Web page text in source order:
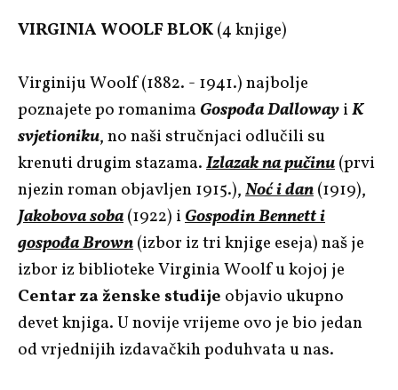
VIRGINIA WOOLF BLOK(4 knjige)
Virginiju Woolf (1882. - 1941.) najbolje
poznajete po romanima Gospođa DallowayiK
svjetioniku, no naši stručnjaci odlučili su
krenuti drugim stazama.Izlazak na pučinu(prvi
njezin roman objavljen 1915.),Noć i dan(1919),
Jakobova soba(1922) iGospodin Bennett i
gospođa Brown(izbor iz tri knjige eseja) naš je
izbor iz biblioteke Virginia Woolf u kojoj je
Centar za ženske studije objavio ukupno
devet knjiga. U novije vrijeme ovo je bio jedan
od vrjednijih izdavačkih poduhvata u nas.